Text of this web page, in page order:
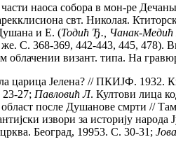
наоса собора в мон-ре
свт. Николая.
и Е. (Toдuћ Ђ., Чанак-
С. 368-369, 442-443, 445, 478).
облачении визант. типа. На
царица Jелена? // ПКИJФ. 1932.
27; Павловић Л. Култови лица
после Душанове смрти //
извори за историjу народа
Београд, 19953. С. 30-31;